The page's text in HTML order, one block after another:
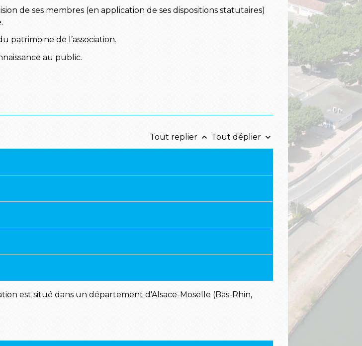
de ses membres (en application de ses dispositions statutaires)
patrimoine de l’association.
au public.
Tout replier keyboard_arrow_up Tout déplier keyboard_arrow_down
est situé dans un département d'Alsace-Moselle (Bas-Rhin,